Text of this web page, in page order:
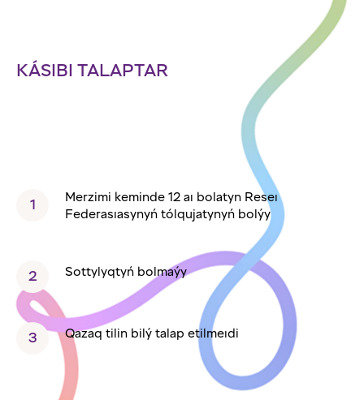
KÁSIBI TALAPTAR
Merzimi keminde 12 aı bolatyn Reseı
Federasıasynyń tólqujatynyń bolýy
Sottylyqtyń bolmaýy
Qazaq tilin bilý talap etilmeıdi